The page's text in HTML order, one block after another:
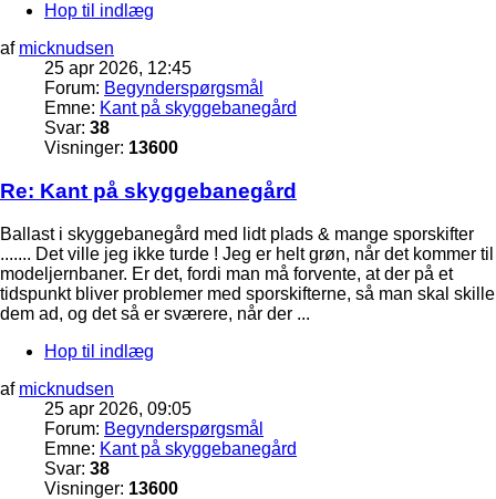
Hop til indlæg
af micknudsen
25 apr 2026, 12:45
Forum: Begynderspørgsmål
Emne: Kant på skyggebanegård
Svar: 38
Visninger: 13600
Re: Kant på skyggebanegård
Ballast i skyggebanegård med lidt plads & mange sporskifter
....... Det ville jeg ikke turde ! Jeg er helt grøn, når det kommer til
modeljernbaner. Er det, fordi man må forvente, at der på et
tidspunkt bliver problemer med sporskifterne, så man skal skille
dem ad, og det så er sværere, når der ...
Hop til indlæg
af micknudsen
25 apr 2026, 09:05
Forum: Begynderspørgsmål
Emne: Kant på skyggebanegård
Svar: 38
Visninger: 13600